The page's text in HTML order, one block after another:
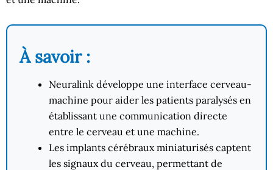
À savoir :
Neuralink développe une interface cerveau-
machine pour aider les patients paralysés en
établissant une communication directe
entre le cerveau et une machine.
Les implants cérébraux miniaturisés captent
les signaux du cerveau, permettant de